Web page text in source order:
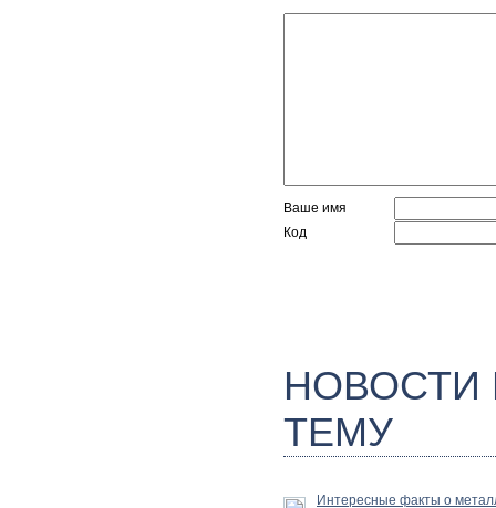
Ваше имя
Код
ТЕМУ
Интересные факты о